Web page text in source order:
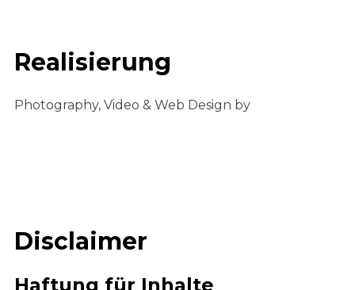
Realisierung
Photography, Video & Web Design by
Disclaimer
Haftung für Inhalte